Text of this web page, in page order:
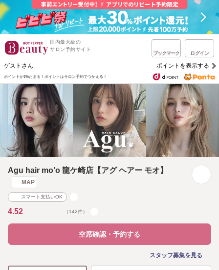
国内最大級の
サロン予約サイト
ブックマーク ログイン
ゲストさん ポイントを表示する
ポイントが1%たまる！ ポイントはサロン予約でつかえる！
Agu hair mo’o 龍ケ崎店【アグ ヘアー モオ】
MAP
スマート支払いOK
4.52 （142件）
空席確認・予約する
スタッフ募集を見る